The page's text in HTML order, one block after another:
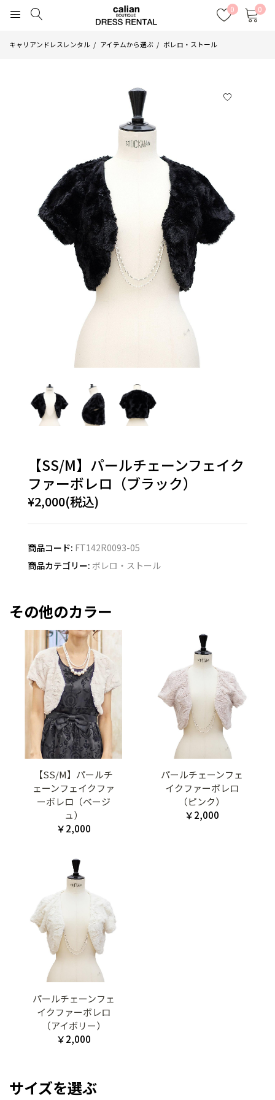
0 0
キャリアンドレスレンタル アイテムから選ぶ ボレロ・ストール
【SS/M】パールチェーンフェイク
ファーボレロ（ブラック）
¥2,000(税込)
商品コード: FT142R0093-05
商品カテゴリー: ボレロ・ストール
その他のカラー
【SS/M】パールチ
ェーンフェイクファ
ーボレロ（ベージ
ュ）
￥2,000
パールチェーンフェ
イクファーボレロ
（ピンク）
￥2,000
パールチェーンフェ
イクファーボレロ
（アイボリー）
￥2,000
サイズを選ぶ